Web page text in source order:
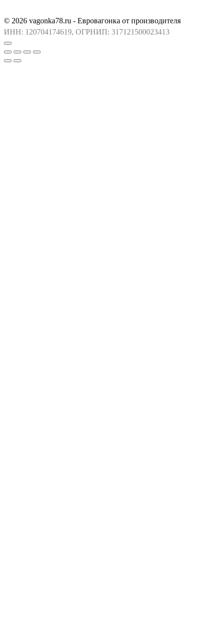
© 2026 vagonka78.ru - Евровагонка от производителя
ИНН: 120704174619, ОГРНИП: 317121500023413